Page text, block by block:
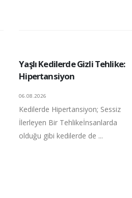
Yaşlı Kedilerde Gizli Tehlike:
Hipertansiyon
06.08.2026
Kedilerde Hipertansiyon; Sessiz
İlerleyen Bir Tehlikeİnsanlarda
olduğu gibi kedilerde de ...